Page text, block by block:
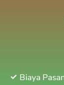
Biaya